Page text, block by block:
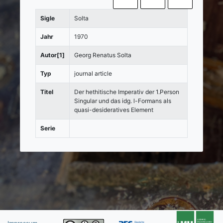
Sigle Solta
Jahr 1970
Autor[1] Georg Renatus Solta
Typ journal article
Titel
Der hethitische Imperativ der 1.Person
Singular und das idg. l-Formans als
quasi-desideratives Element
Serie